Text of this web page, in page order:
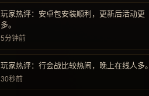
玩家热评：安卓包安装顺利，更新后活动更
多。
5分钟前
玩家热评：行会战比较热闹，晚上在线人多。
30秒前